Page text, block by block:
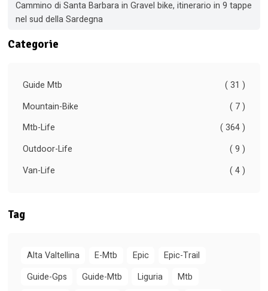
Cammino di Santa Barbara in Gravel bike, itinerario in 9 tappe
nel sud della Sardegna
Categorie
Guide Mtb
( 31 )
Mountain-Bike
( 7 )
Mtb-Life
( 364 )
Outdoor-Life
( 9 )
Van-Life
( 4 )
Tag
Alta Valtellina E-Mtb Epic
Epic-Trail
Guide-Gps
Guide-Mtb Liguria
Mtb